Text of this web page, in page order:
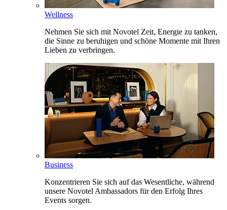
Wellness
Nehmen Sie sich mit Novotel Zeit, Energie zu tanken,
die Sinne zu beruhigen und schöne Momente mit Ihren
Lieben zu verbringen.
Business
Konzentrieren Sie sich auf das Wesentliche, während
unsere Novotel Ambassadors für den Erfolg Ihres
Events sorgen.